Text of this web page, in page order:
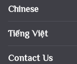
Chinese
Tiếng Việt
Contact Us